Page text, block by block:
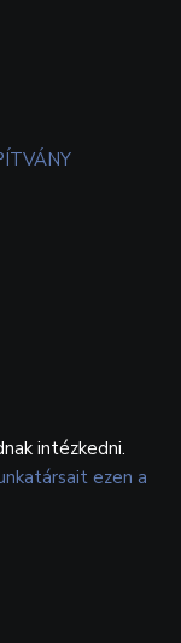
intézkedni.
ezen a